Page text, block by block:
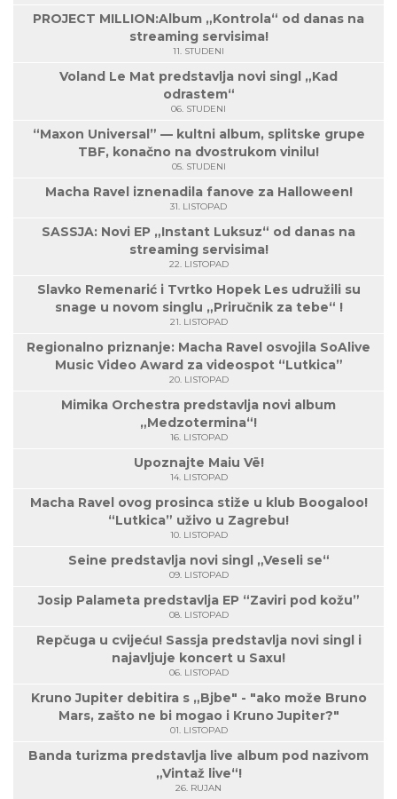
PROJECT MILLION:Album „Kontrola“ od danas na
streaming servisima!
11. STUDENI
Voland Le Mat predstavlja novi singl „Kad
odrastem“
06. STUDENI
“Maxon Universal” — kultni album, splitske grupe
TBF, konačno na dvostrukom vinilu!
05. STUDENI
Macha Ravel iznenadila fanove za Halloween!
31. LISTOPAD
SASSJA: Novi EP „Instant Luksuz“ od danas na
streaming servisima!
22. LISTOPAD
Slavko Remenarić i Tvrtko Hopek Les udružili su
snage u novom singlu „Priručnik za tebe“ !
21. LISTOPAD
Regionalno priznanje: Macha Ravel osvojila SoAlive
Music Video Award za videospot “Lutkica”
20. LISTOPAD
Mimika Orchestra predstavlja novi album
„Medzotermina“!
16. LISTOPAD
Upoznajte Maiu Vë!
14. LISTOPAD
Macha Ravel ovog prosinca stiže u klub Boogaloo!
“Lutkica” uživo u Zagrebu!
10. LISTOPAD
Seine predstavlja novi singl „Veseli se“
09. LISTOPAD
Josip Palameta predstavlja EP “Zaviri pod kožu”
08. LISTOPAD
Repčuga u cvijeću! Sassja predstavlja novi singl i
najavljuje koncert u Saxu!
06. LISTOPAD
Kruno Jupiter debitira s „Bjbe" - "ako može Bruno
Mars, zašto ne bi mogao i Kruno Jupiter?"
01. LISTOPAD
Banda turizma predstavlja live album pod nazivom
„Vintaž live“!
26. RUJAN